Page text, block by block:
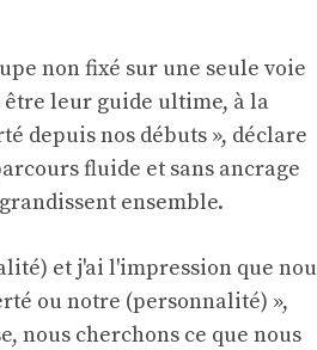
non fixé sur une seule voie
leur guide ultime, à la
depuis nos débuts », déclare
fluide et sans ancrage
ensemble.
et j'ai l'impression que
ou notre (personnalité) »,
nous cherchons ce que nous